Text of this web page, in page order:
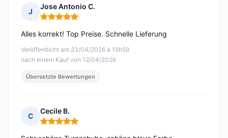
J
Jose Antonio C.
Hinweis: 5 von 5
Veröffentlicht am 23/04/2026 à 15h59
nach einem Kauf von 12/04/2026
Alles korrekt! Top Preise. Schnelle Lieferung
Übersetzte Bewertungen
C
Cecile B.
Hinweis: 5 von 5